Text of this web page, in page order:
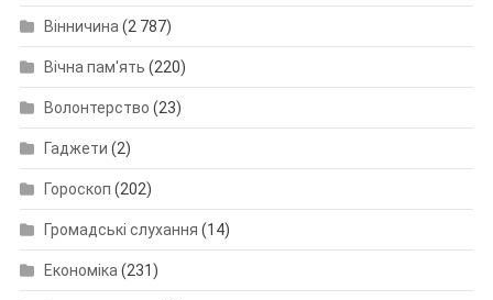
Вінничина (2 787)
Вічна пам'ять (220)
Волонтерство (23)
Гаджети (2)
Гороскоп (202)
Громадські слухання (14)
Економіка (231)